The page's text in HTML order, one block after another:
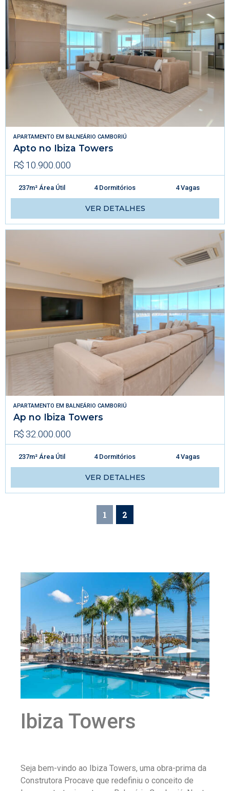
APARTAMENTO EM BALNEÁRIO CAMBORIÚ
Apto no Ibiza Towers
R$ 10.900.000
237m² Área Útil 4 Dormitórios 4 Vagas
VER DETALHES
APARTAMENTO EM BALNEÁRIO CAMBORIÚ
Ap no Ibiza Towers
R$ 32.000.000
237m² Área Útil 4 Dormitórios 4 Vagas
VER DETALHES
1 2
Ibiza Towers
Seja bem-vindo ao Ibiza Towers, uma obra-prima da
Construtora Procave que redefiniu o conceito de